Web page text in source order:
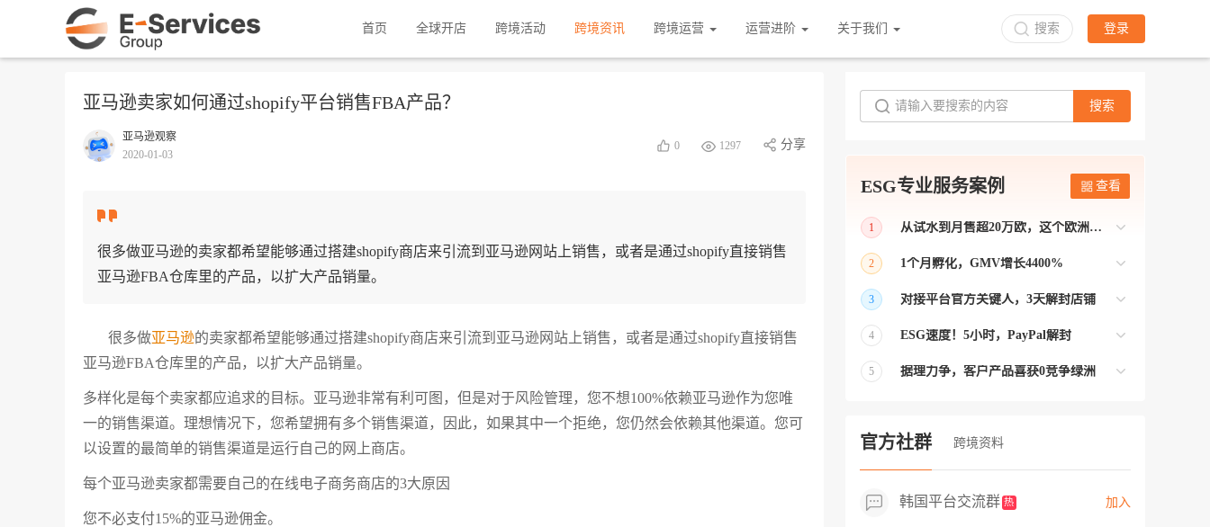
首页 全球开店 跨境活动 跨境资讯 跨境运营 运营进阶 关于我们 搜索 登录
亚马逊卖家如何通过shopify平台销售FBA产品？
亚马逊观察
2020-01-03
0 1297 分享
很多做亚马逊的卖家都希望能够通过搭建shopify商店来引流到亚马逊网站上销售，或者是通过shopify直接销售
亚马逊FBA仓库里的产品，以扩大产品销量。
很多做亚马逊的卖家都希望能够通过搭建shopify商店来引流到亚马逊网站上销售，或者是通过shopify直接销售
亚马逊FBA仓库里的产品，以扩大产品销量。
多样化是每个卖家都应追求的目标。亚马逊非常有利可图，但是对于风险管理，您不想100%依赖亚马逊作为您唯
一的销售渠道。理想情况下，您希望拥有多个销售渠道，因此，如果其中一个拒绝，您仍然会依赖其他渠道。您可
以设置的最简单的销售渠道是运行自己的网上商店。
每个亚马逊卖家都需要自己的在线电子商务商店的3大原因
您不必支付15%的亚马逊佣金。
搜索
ESG专业服务案例 查看
1
从试水到月售超20万欧，这个欧洲本土平台被低估了
2
1个月孵化，GMV增长4400%
业】 >> Gmarket卖家店铺经过ESG跨境客
3
对接平台官方关键人，3天解封店铺
跨境帮我解决了韩国平台店铺异常问题
4
ESG速度！5小时，PayPal解封
ESG拥有Paypal支付和Onbuy平台双绿通道
5
据理力争，客户产品喜获0竞争绿洲
取机会，卖家成功上架市场热卖而平台稀
缺产品，拓展了西班牙新商机！
官方社群 跨境资料
韩国平台交流群 热 加入